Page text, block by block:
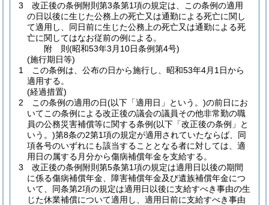
3
改正後の条例附則第3条第1項の規定は、この条例の適用
の日以後に生じた公務上の死亡又は通勤による死亡に関し
て適用し、同日前に生じた公務上の死亡又は通勤による死
亡に関してはなお従前の例による。
附 則(昭和53年3月10日条例第4号)
(施行期日等)
1
この条例は、公布の日から施行し、昭和53年4月1日から
適用する。
(経過措置)
2
この条例の適用の日(以下「適用日」という。)の前日にお
いてこの条例による改正後の議会の議員その他非常勤の職
員の公務災害補償等に関する条例(以下「改正後の条例」と
いう。)第8条の2第1項の規定が適用されていたならば、同
項各号のいずれにも該当することとなる者に対しては、適
用日の属する月分から傷病補償年金を支給する。
3
改正後の条例附則第5条第1項の規定は適用日以後の期間
に係る傷病補償年金、障害補償年金及び遺族補償年金につ
いて、同条第2項の規定は適用日以後に支給すべき事由の生
じた休業補償について適用し、適用日前に支給すべき事由